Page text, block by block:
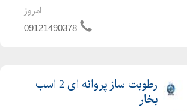
تولیدکننده انواع نایلون های مخصوص
کشاورزی و گلخانه ای آقای چراغی:
امروز
09121490378
رطوبت ساز پروانه ای 2 اسب
بخار